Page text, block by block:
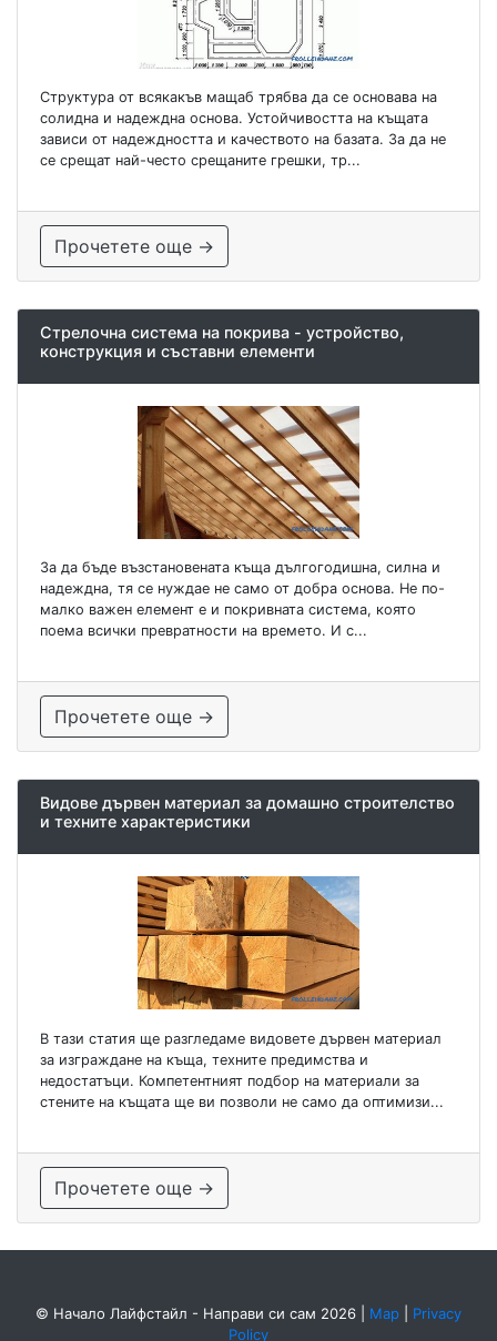
Структура от всякакъв мащаб трябва да се основава на
солидна и надеждна основа. Устойчивостта на къщата
зависи от надеждността и качеството на базата. За да не
се срещат най-често срещаните грешки, тр...
Прочетете още →
Стрелочна система на покрива - устройство,
конструкция и съставни елементи
За да бъде възстановената къща дългогодишна, силна и
надеждна, тя се нуждае не само от добра основа. Не по-
малко важен елемент е и покривната система, която
поема всички превратности на времето. И с...
Прочетете още →
Видове дървен материал за домашно строителство
и техните характеристики
В тази статия ще разгледаме видовете дървен материал
за изграждане на къща, техните предимства и
недостатъци. Компетентният подбор на материали за
стените на къщата ще ви позволи не само да оптимизи...
Прочетете още →
© Начало Лайфстайл - Направи си сам 2026 Map
Privacy
Policy